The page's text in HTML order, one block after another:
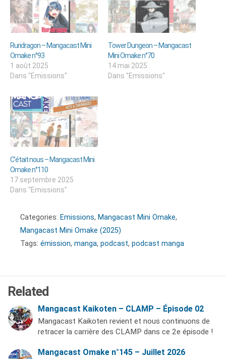
Ruridragon – Mangacast Mini
Omake n°93
1 août 2025
Dans "Emissions"
Tower Dungeon – Mangacast
Mini Omake n°70
14 mai 2025
Dans "Emissions"
C’était nous – Mangacast Mini
Omake n°110
17 septembre 2025
Dans "Emissions"
Categories: Emissions, Mangacast Mini Omake,
Mangacast Mini Omake (2025)
Tags: émission, manga, podcast, podcast manga
Related
Mangacast Kaikoten – CLAMP – Épisode 02
Mangacast Kaikoten revient et nous continuons de
retracer la carrière des CLAMP dans ce 2e épisode !
Mangacast Omake n°145 – Juillet 2026